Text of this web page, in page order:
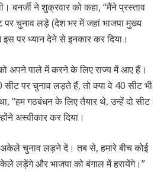
ने शुक्रवार को कहा, “मैंने प्रस्ताव
पर चुनाव लड़े (देश भर में जहां भाजपा मुख्य
इस पर ध्यान देने से इनकार कर दिया।
अपने पाले में करने के लिए राज्य में आए हैं।
पर चुनाव लड़ते हैं, तो क्या वे 40 सीट भी
“हम गठबंधन के लिए तैयार थे, उन्हें दो सीट
अस्वीकार कर दिया।
चुनाव लड़ने दें। तब से, हमारे बीच कोई
लड़ेंगे और भाजपा को बंगाल में हरायेंगे।”